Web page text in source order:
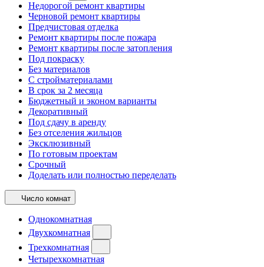
Недорогой ремонт квартиры
Черновой ремонт квартиры
Предчистовая отделка
Ремонт квартиры после пожара
Ремонт квартиры после затопления
Под покраску
Без материалов
С стройматериалами
В срок за 2 месяца
Бюджетный и эконом варианты
Декоративный
Под сдачу в аренду
Без отселения жильцов
Эксклюзивный
По готовым проектам
Срочный
Доделать или полностью переделать
Число комнат
Однокомнатная
Двухкомнатная
Трехкомнатная
Четырехкомнатная